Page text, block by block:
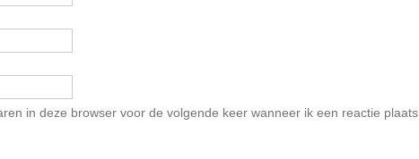
in deze browser voor de volgende keer wanneer ik een reactie plaats.